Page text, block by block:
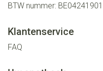
BTW nummer:
Klantenservice
FAQ